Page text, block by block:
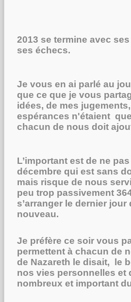
2013 se termine avec
ses échecs.
Je vous en ai parlé au
que ce que je vous
idées, de mes
espérances n'étaient
chacun de nous doit
L’important est de ne
décembre qui est sans
mais risque de nous
peu trop passivement
s’arranger le dernier
nouveau.
Je préfère ce soir vous
permettent à chacun de
de Nazareth le disait, le
nos vies personnelles
nombreux et important